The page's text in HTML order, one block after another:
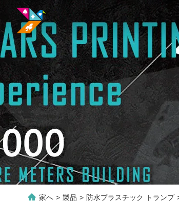
家へ > 製品 > 防水プラスチック トランプ